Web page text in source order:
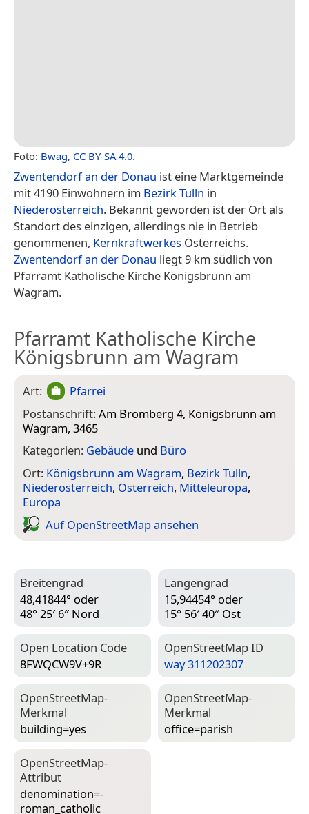
Foto: Bwag, CC BY-SA 4.0.
Zwentendorf an der Donau ist eine Marktgemeinde
mit 4190 Einwohnern im Bezirk Tulln in
Niederösterreich. Bekannt geworden ist der Ort als
Standort des einzigen, allerdings nie in Betrieb
genommenen, Kernkraftwerkes Österreichs.
Zwentendorf an der Donau liegt 9 km südlich von
Pfarramt Katholische Kirche Königsbrunn am
Wagram.
Pfarramt Katholische Kirche
Königsbrunn am Wagram
Art:
Pfarrei
Postanschrift:Am Bromberg 4, Königsbrunn am
Wagram, 3465
Kategorien: Gebäude und Büro
Ort: Königsbrunn am Wagram, Bezirk Tulln,
Niederösterreich, Österreich, Mitteleuropa,
Europa
Auf Open­Street­Map ansehen
Breitengrad
48,41844° oder
48° 25′ 6″ Nord
Längengrad
15,94454° oder
15° 56′ 40″ Ost
Open Location Code
8FWQCW9V+9R
Open­Street­Map ID
way 311202307
Open­Street­Map-
Merkmal
building=­yes
Open­Street­Map-
Merkmal
office=­parish
Open­Street­Map-
Attribut
denomination=­
roman_catholic